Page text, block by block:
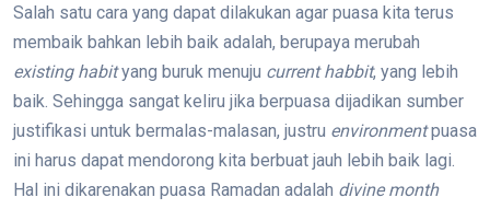
Salah satu cara yang dapat dilakukan agar puasa kita terus
membaik bahkan lebih baik adalah, berupaya merubah
existing habityang buruk menuju current habbit, yang lebih
baik. Sehingga sangat keliru jika berpuasa dijadikan sumber
justifikasi untuk bermalas-malasan, justru environmentpuasa
ini harus dapat mendorong kita berbuat jauh lebih baik lagi.
Hal ini dikarenakan puasa Ramadan adalah divine month